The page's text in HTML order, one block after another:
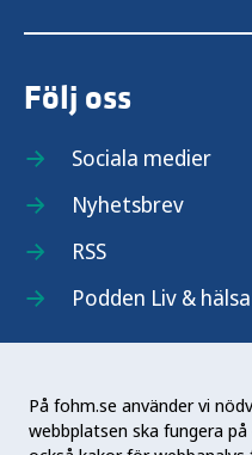
På fohm.se använder vi
webbplatsen ska fungera
Följ oss
Sociala medier
Nyhetsbrev
RSS
Podden Liv & hälsa